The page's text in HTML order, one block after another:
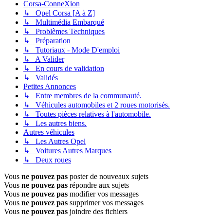
Corsa-ConneXion
↳ Opel Corsa [A à Z]
↳ Multimédia Embarqué
↳ Problèmes Techniques
↳ Préparation
↳ Tutoriaux - Mode D'emploi
↳ A Valider
↳ En cours de validation
↳ Validés
Petites Annonces
↳ Entre membres de la communauté.
↳ Véhicules automobiles et 2 roues motorisés.
↳ Toutes pièces relatives à l'automobile.
↳ Les autres biens.
Autres véhicules
↳ Les Autres Opel
↳ Voitures Autres Marques
↳ Deux roues
Vous ne pouvez pas poster de nouveaux sujets
Vous ne pouvez pas répondre aux sujets
Vous ne pouvez pas modifier vos messages
Vous ne pouvez pas supprimer vos messages
Vous ne pouvez pas joindre des fichiers